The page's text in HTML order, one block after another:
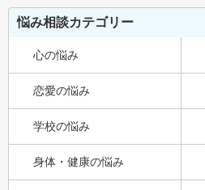
悩み相談カテゴリー
心の悩み
恋愛の悩み
学校の悩み
身体・健康の悩み